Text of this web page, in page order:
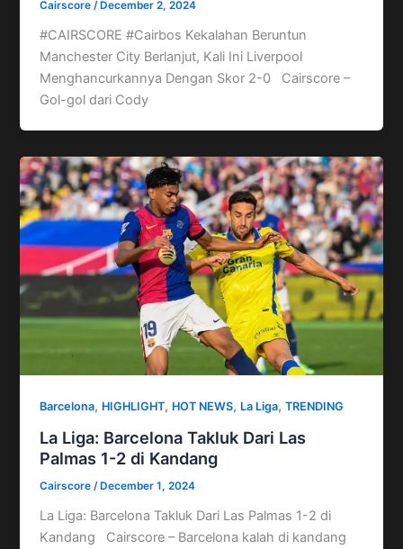
Cairscore/December 2, 2024
#CAIRSCORE #Cairbos Kekalahan Beruntun
Manchester City Berlanjut, Kali Ini Liverpool
Menghancurkannya Dengan Skor 2-0 Cairscore –
Gol-gol dari Cody
Barcelona, HIGHLIGHT, HOT NEWS, La Liga,TRENDING
La Liga: Barcelona Takluk Dari Las
Palmas 1-2 di Kandang
Cairscore/ December 1, 2024
La Liga: Barcelona Takluk Dari Las Palmas 1-2 di
Kandang Cairscore – Barcelona kalah di kandang